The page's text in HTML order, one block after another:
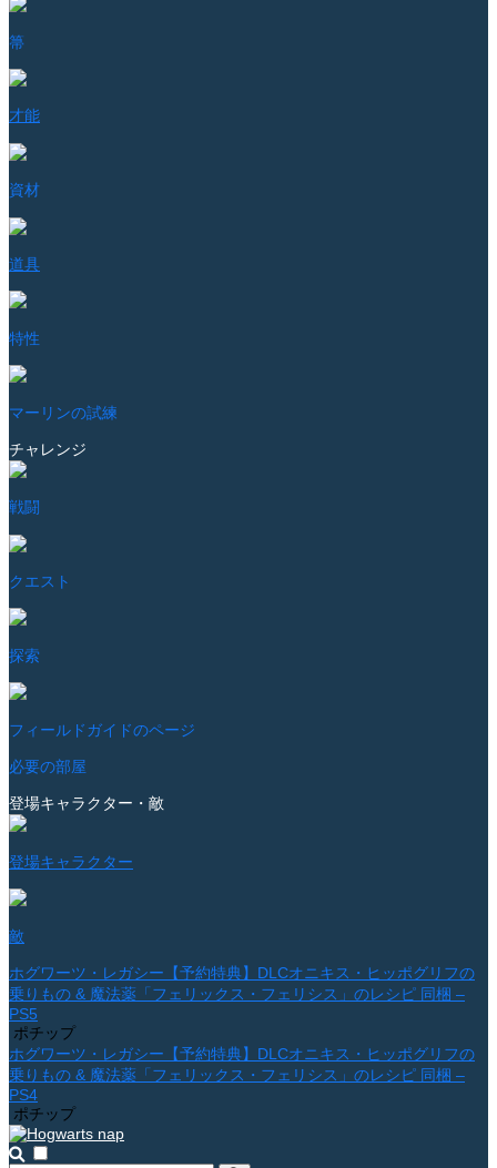
箒
才能
資材
道具
特性
マーリンの試練
チャレンジ
戦闘
クエスト
探索
フィールドガイドのページ
必要の部屋
登場キャラクター・敵
登場キャラクター
敵
ホグワーツ・レガシー【予約特典】DLCオニキス・ヒッポグリフの
乗りもの & 魔法薬「フェリックス・フェリシス」のレシピ 同梱 –
PS5
ポチップ
ホグワーツ・レガシー【予約特典】DLCオニキス・ヒッポグリフの
乗りもの & 魔法薬「フェリックス・フェリシス」のレシピ 同梱 –
PS4
ポチップ